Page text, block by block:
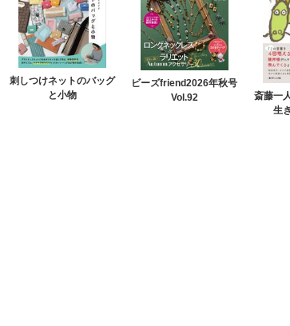
刺しつけネットのバッグ
と小物
ビーズfriend2026年秋号
Vol.92
斎藤一
生